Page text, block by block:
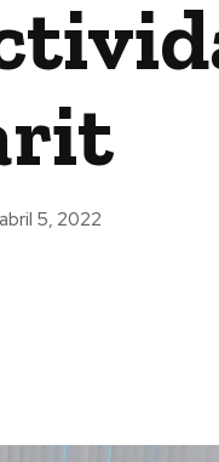
abril 5, 2022